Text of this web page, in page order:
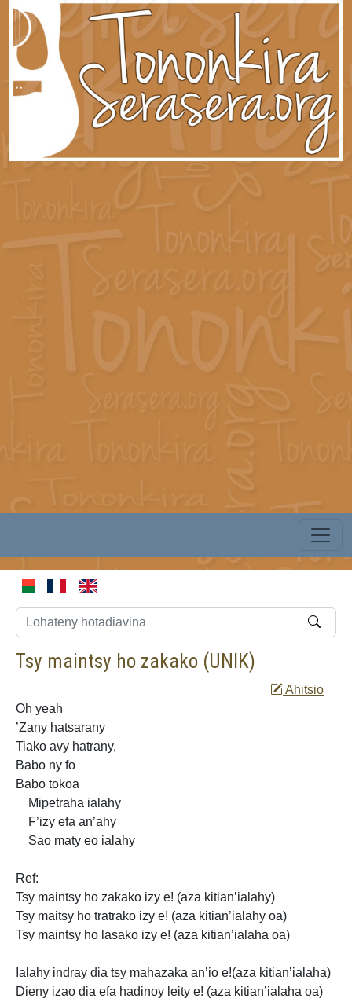
Tsy maintsy ho zakako (UNIK)
Ahitsio
Oh yeah
’Zany hatsarany
Tiako avy hatrany,
Babo ny fo
Babo tokoa
Mipetraha ialahy
F’izy efa an’ahy
Sao maty eo ialahy
Ref:
Tsy maintsy ho zakako izy e! (aza kitian’ialahy)
Tsy maitsy ho tratrako izy e! (aza kitian’ialahy oa)
Tsy maintsy ho lasako izy e! (aza kitian’ialaha oa)
Ialahy indray dia tsy mahazaka an’io e!(aza kitian’ialaha)
Dieny izao dia efa hadinoy leity e! (aza kitian’ialaha oa)